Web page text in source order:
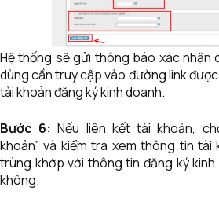
Hệ thống sẽ gửi thông báo xác nhận
dùng cần truy cập vào đường link
tài khoản đăng ký kinh doanh.
Bước 6: Nếu liên kết tài khoản,
khoản” và kiểm tra xem thông tin tài
trùng khớp với thông tin đăng ký
không.